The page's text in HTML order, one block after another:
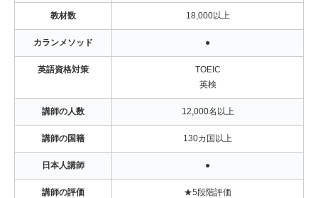
教材数 18,000以上
カランメソッド ●
英語資格対策
TOEIC
英検
講師の人数 12,000名以上
講師の国籍 130カ国以上
日本人講師 ●
講師の評価 ★5段階評価